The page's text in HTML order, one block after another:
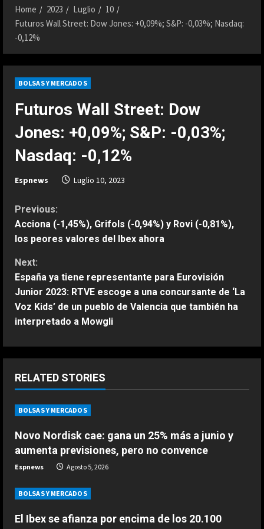
Home 2023 Luglio
10
Futuros Wall Street: Dow Jones: +0,09%; S&P: -0,03%; Nasdaq:
-0,12%
BOLSAS Y MERCADOS
Futuros Wall Street: Dow
Jones: +0,09%; S&P: -0,03%;
Nasdaq: -0,12%
Espnews Luglio 10, 2023
C
o
n
t
i
u
e
R
e
a
d
i
Previous:
Acciona (-1,45%), Grifols (-0,94%) y Rovi (-0,81%),
los peores valores del Ibex ahora
Next:
España ya tiene representante para Eurovisión
Junior 2023: RTVE escoge a una concursante de ‘La
Voz Kids’ de un pueblo de Valencia que también ha
interpretado a Mowgli
RELATED STORIES
BOLSAS Y MERCADOS
Novo Nordisk cae: gana un 25% más a junio y
aumenta previsiones, pero no convence
Espnews Agosto 5, 2026
BOLSAS Y MERCADOS
El Ibex se afianza por encima de los 20.100
ESPAÑA
La FIFA mantiene a Infantino como
Agosto 6, 2026
3
ESPAÑA
El momento en el que el exjefe de
era un piloto como los demás: “Un
niño que hace esos comentarios…”
Agosto 6, 2026
ESPAÑA